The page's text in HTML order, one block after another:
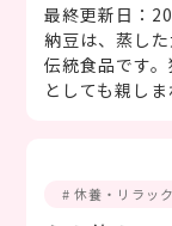
最終更新日：
納豆は、蒸し
伝統食品です
としても親し
# 休養・リラッ